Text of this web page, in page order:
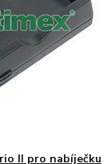
II pro nabíječku